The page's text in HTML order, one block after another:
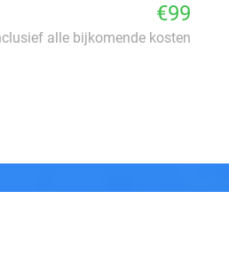
€99
alle bijkomende kosten